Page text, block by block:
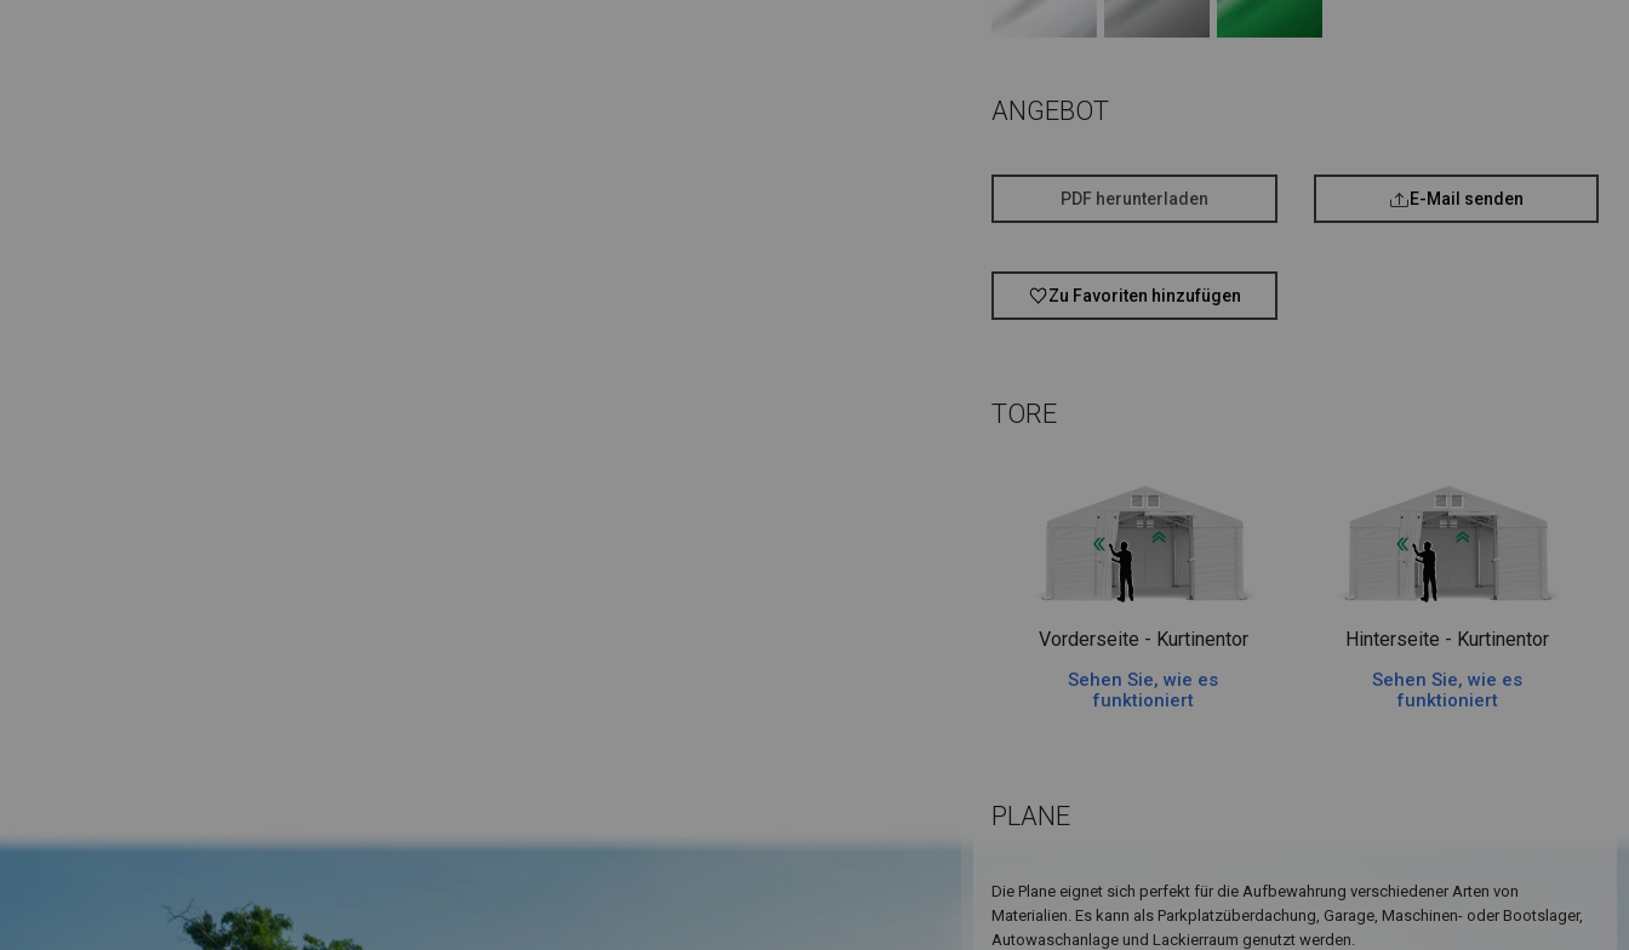
ANGEBOT
PDF herunterladen E-Mail senden
Zu Favoriten hinzufügen
TORE
Vorderseite - Kurtinentor
Sehen Sie, wie es
funktioniert
Hinterseite - Kurtinentor
Sehen Sie, wie es
funktioniert
PLANE
Die Plane eignet sich perfekt für die Aufbewahrung verschiedener Arten von
Materialien. Es kann als Parkplatzüberdachung, Garage, Maschinen- oder Bootslager,
Autowaschanlage und Lackierraum genutzt werden.